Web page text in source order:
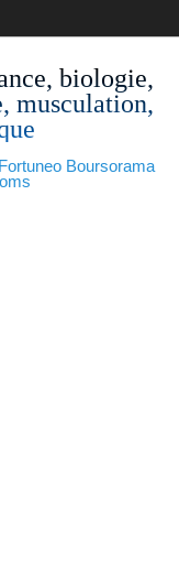
biologie,
musculation,
Fortuneo Boursorama